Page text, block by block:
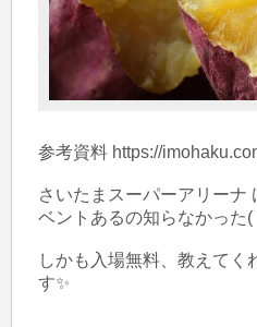
参考資料 https://
さいたまスーパーアリーナ
ベントあるの知らなかった(
しかも入場無料、教えてく
す✨